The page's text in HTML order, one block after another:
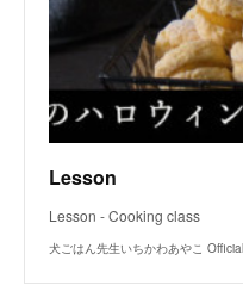
Lesson
Lesson - Cooking class
犬ごはん先生いちかわあやこ